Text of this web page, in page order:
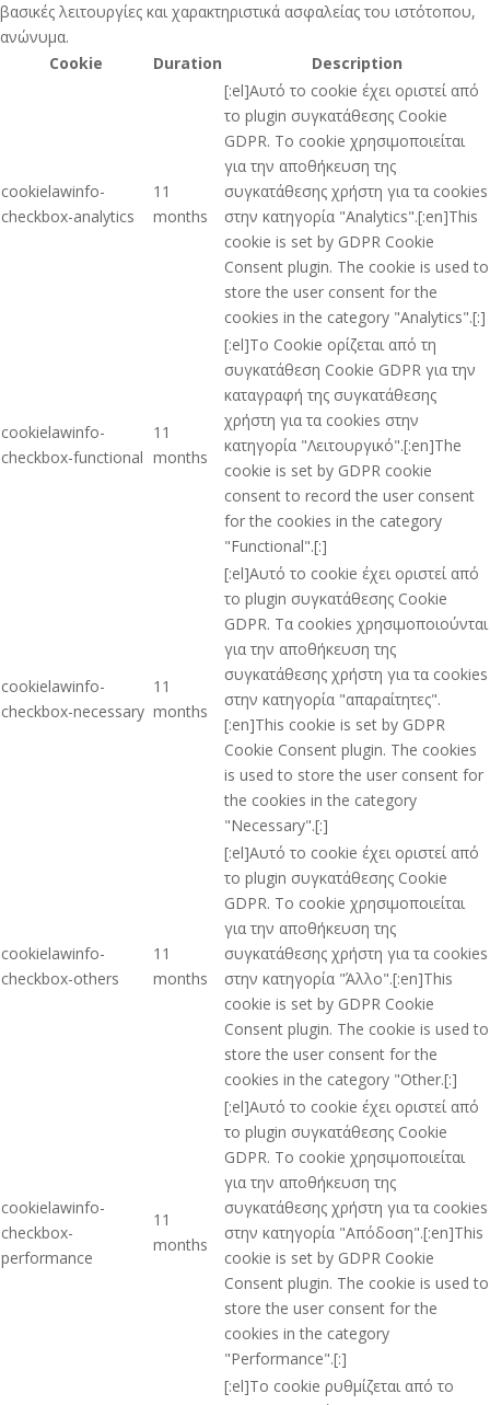
βασικές λειτουργίες και χαρακτηριστικά ασφαλείας του ιστότοπου,
ανώνυμα.
Cookie
Duration Description
cookielawinfo-
checkbox-analytics
11
months
[:el]Αυτό το cookie έχει οριστεί από
το plugin συγκατάθεσης Cookie
GDPR. Το cookie χρησιμοποιείται
για την αποθήκευση της
συγκατάθεσης χρήστη για τα cookies
στην κατηγορία "Analytics".[:en]This
cookie is set by GDPR Cookie
Consent plugin. The cookie is used to
store the user consent for the
cookies in the category "Analytics".[:]
cookielawinfo-
checkbox-functional
11
months
[:el]Το Cookie ορίζεται από τη
συγκατάθεση Cookie GDPR για την
καταγραφή της συγκατάθεσης
χρήστη για τα cookies στην
κατηγορία "Λειτουργικό".[:en]The
cookie is set by GDPR cookie
consent to record the user consent
for the cookies in the category
"Functional".[:]
cookielawinfo-
checkbox-necessary
11
months
[:el]Αυτό το cookie έχει οριστεί από
το plugin συγκατάθεσης Cookie
GDPR. Τα cookies χρησιμοποιούνται
για την αποθήκευση της
συγκατάθεσης χρήστη για τα cookies
στην κατηγορία "απαραίτητες".
[:en]This cookie is set by GDPR
Cookie Consent plugin. The cookies
is used to store the user consent for
the cookies in the category
"Necessary".[:]
cookielawinfo-
checkbox-others
11
months
[:el]Αυτό το cookie έχει οριστεί από
το plugin συγκατάθεσης Cookie
GDPR. Το cookie χρησιμοποιείται
για την αποθήκευση της
συγκατάθεσης χρήστη για τα cookies
στην κατηγορία "Άλλο".[:en]This
cookie is set by GDPR Cookie
Consent plugin. The cookie is used to
store the user consent for the
cookies in the category "Other.[:]
cookielawinfo-
checkbox-
performance
11
months
[:el]Αυτό το cookie έχει οριστεί από
το plugin συγκατάθεσης Cookie
GDPR. Το cookie χρησιμοποιείται
για την αποθήκευση της
συγκατάθεσης χρήστη για τα cookies
στην κατηγορία "Απόδοση".[:en]This
cookie is set by GDPR Cookie
Consent plugin. The cookie is used to
store the user consent for the
cookies in the category
"Performance".[:]
[:el]Το cookie ρυθμίζεται από το